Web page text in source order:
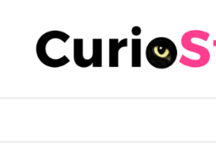
contenido